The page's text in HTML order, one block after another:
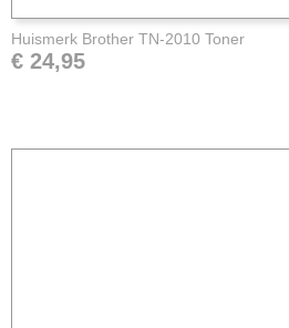
Huismerk Brother TN-2010 Toner
€ 24,95